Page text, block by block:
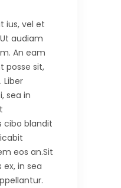
ius, vel et
audiam
An eam
posse sit,
Liber
sea in
cibo blandit
eos an.Sit
in sea